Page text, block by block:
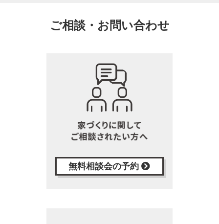
ご相談・お問い合わせ
無料相談会の予約